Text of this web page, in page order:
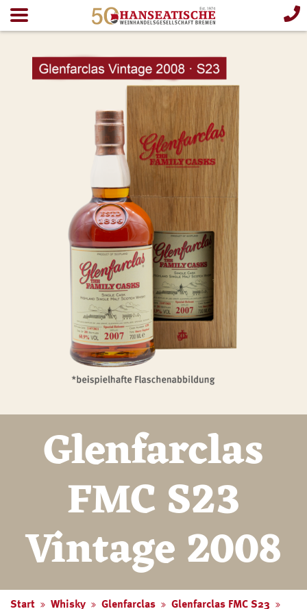
Glenfarclas
FMC S23
Vintage 2008
Start Whisky Glenfarclas
Glenfarclas FMC S23